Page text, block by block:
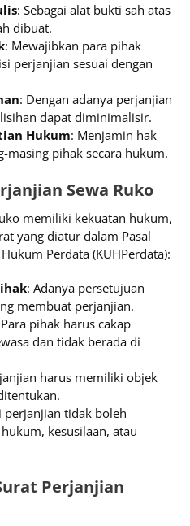
: Sebagai alat bukti sah atas
dibuat.
: Mewajibkan para pihak
perjanjian sesuai dengan
: Dengan adanya perjanjian
dapat diminimalisir.
Hukum: Menjamin hak
masing pihak secara hukum.
Sewa Ruko
memiliki kekuatan hukum,
yang diatur dalam Pasal
Perdata (KUHPerdata):
: Adanya persetujuan
membuat perjanjian.
pihak harus cakap
dan tidak berada di
harus memiliki objek
perjanjian tidak boleh
kesusilaan, atau
Perjanjian